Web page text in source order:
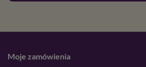
Moje zamówienia